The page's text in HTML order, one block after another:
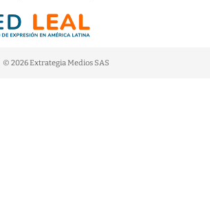
© 2026 Extrategia Medios SAS